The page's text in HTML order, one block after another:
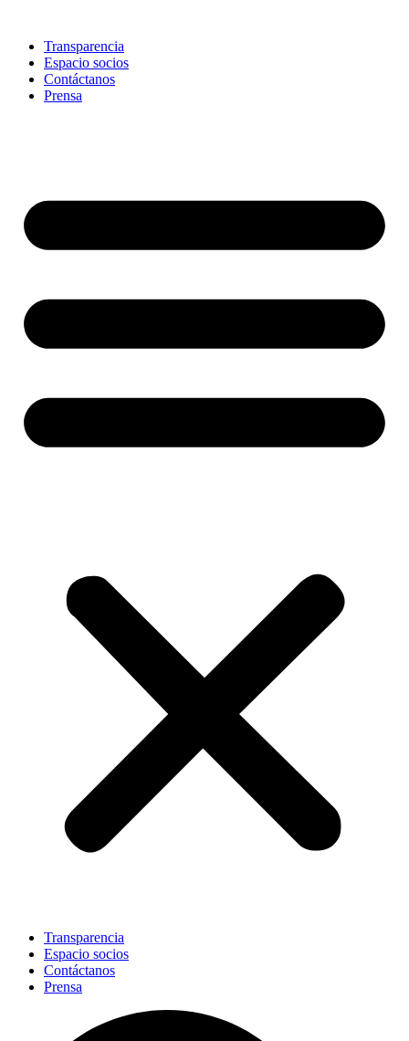
contentTransparencia
Espacio socios
Contáctanos
Prensa
Transparencia
Espacio socios
Contáctanos
Prensa